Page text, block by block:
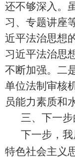
还不够深入。
习、专题讲座
近平法治思想
习近平法治思
不断加强。二
单位法制审核
员能力素质和
三、下一
下一步 ，
特色社会主义